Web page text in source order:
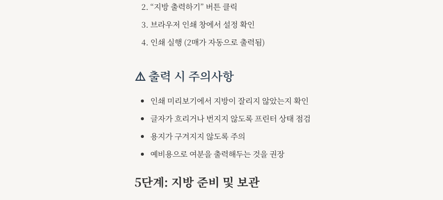
“지방 출력하기” 버튼 클릭
브라우저 인쇄 창에서 설정 확인
인쇄 실행 (2매가 자동으로 출력됨)
⚠️ 출력 시 주의사항
인쇄 미리보기에서 지방이 잘리지 않았는지 확인
글자가 흐리거나 번지지 않도록 프린터 상태 점검
용지가 구겨지지 않도록 주의
예비용으로 여분을 출력해두는 것을 권장
5단계: 지방 준비 및 보관